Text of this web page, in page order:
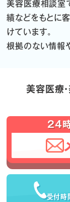
美容医療相談室
績などをもとに
けています。
根拠のない情報
美容医療
24
受付時